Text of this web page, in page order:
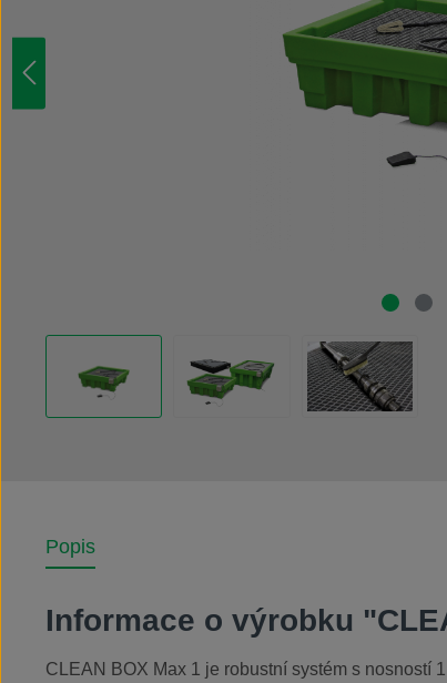
Popis
Informace o výrobku
CLEAN BOX Max 1 je robustní systém s nosností